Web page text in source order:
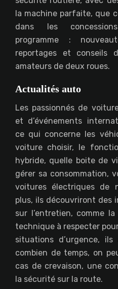
la machine parfaite, que
dans les
programme :
reportages et conseils
amateurs de deux roues.
Actualités auto
Les passionnés de
et d’événements
ce qui concerne les
voiture choisir, le
hybride, quelle boite de
gérer sa consommation,
voitures électriques de
plus, ils découvriront des
sur l’entretien, comme
technique à respecter
situations d’urgence, ils
combien de temps, on
cas de crevaison, une
la sécurité sur la route.